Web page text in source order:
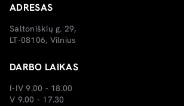
ADRESAS
Saltoniškių g. 29,
LT-08106, Vilnius
DARBO LAIKAS
I-IV 9.00 - 18.00
V 9.00 - 17.30